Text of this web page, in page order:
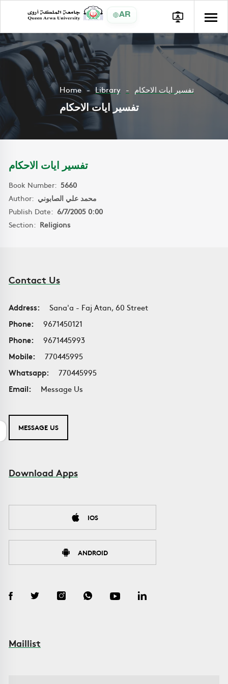
AR
Home Library تفسير ايات الاحكام
تفسير ايات الاحكام
تفسير ايات الاحكام
Book Number: 5660
Author: محمد علي الصابوني
Publish Date: 6/7/2005 0:00
Section: Religions
Contact Us
Address:
Sana'a - Faj Atan, 60 Street
Phone:
9671450121
Phone:
9671445993
Mobile:
770445995
Whatsapp:
770445995
Email:
Message Us
MESSAGE US
Download Apps
IOS
ANDROID
Maillist